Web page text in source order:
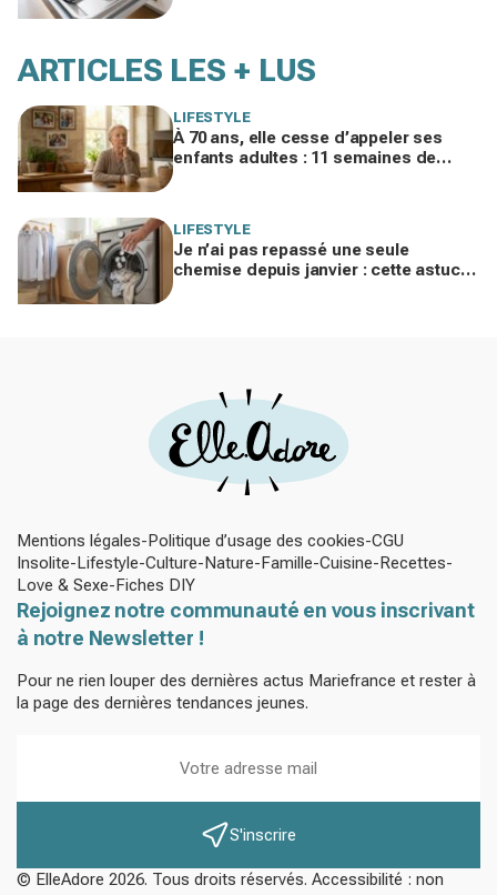
ARTICLES LES + LUS
LIFESTYLE
À 70 ans, elle cesse d’appeler ses
enfants adultes : 11 semaines de
LIFESTYLE
Je n’ai pas repassé une seule
chemise depuis janvier : cette astuce
Mentions légales Politique d’usage des cookies CGU
Insolite Lifestyle Culture Nature Famille Cuisine Recettes
Love & Sexe Fiches DIY
Rejoignez notre communauté en vous inscrivant
à notre Newsletter !
Pour ne rien louper des dernières actus Mariefrance et rester à
la page des dernières tendances jeunes.
S'inscrire
© ElleAdore 2026. Tous droits réservés. Accessibilité : non